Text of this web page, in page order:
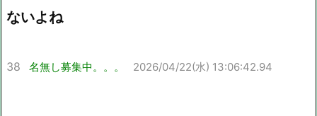
ないよね
38 名無し募集中。。。 2026/04/22(水) 13:06:42.94